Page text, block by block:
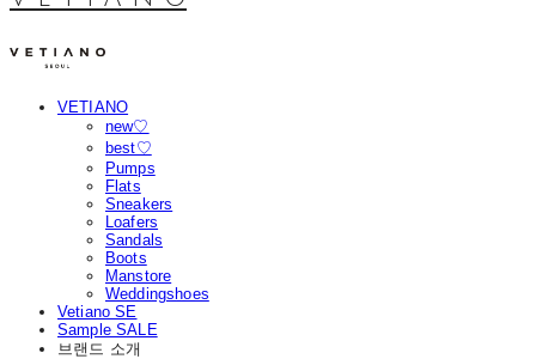
VETIANO
new♡
best♡
Pumps
Flats
Sneakers
Loafers
Sandals
Boots
Manstore
Weddingshoes
Vetiano SE
Sample SALE
브랜드 소개